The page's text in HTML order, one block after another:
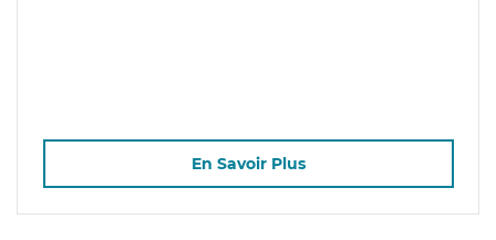
En Savoir Plus